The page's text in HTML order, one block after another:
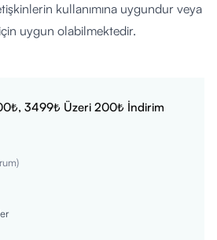
kullanımına uygundur veya
uygun olabilmektedir.
kullanım öncesi lokal test yapması
uzmana danışması tavsiye edilir.
3499₺ Üzeri 200₺ İndirim
)